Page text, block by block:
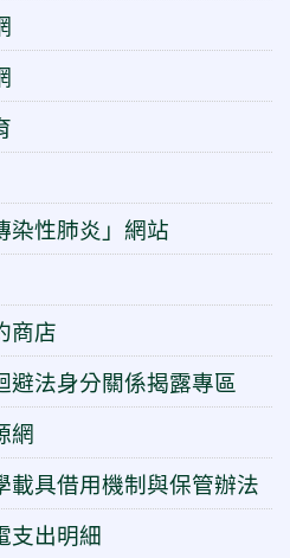
染性肺炎」網站
商店
避法身分關係揭露專區
網
載具借用機制與保管辦法
支出明細